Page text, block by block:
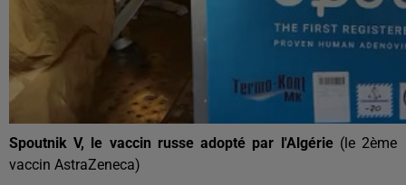
Spoutnik V, le vaccin russe adopté par l'Algérie(le 2ème
vaccin AstraZeneca)